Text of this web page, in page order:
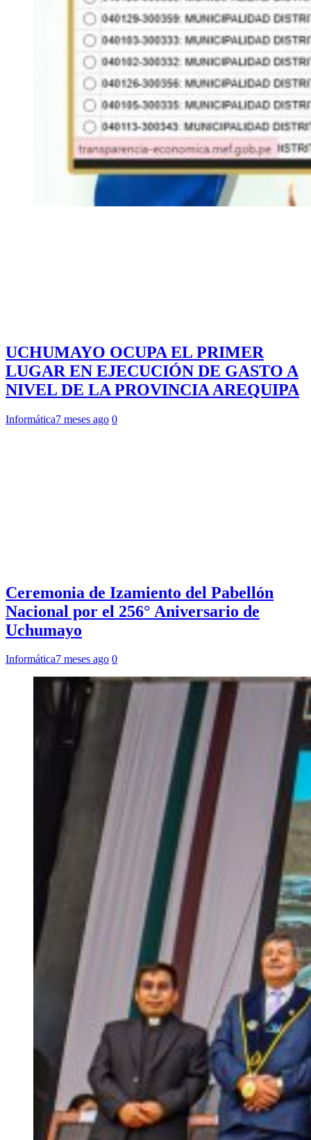
UCHUMAYO OCUPA EL PRIMER
LUGAR EN EJECUCIÓN DE GASTO A
NIVEL DE LA PROVINCIA AREQUIPA
Informática7 meses ago 0
Ceremonia de Izamiento del Pabellón
Nacional por el 256° Aniversario de
Uchumayo
Informática7 meses ago 0